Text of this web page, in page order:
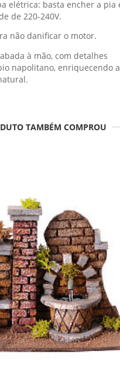
elétrica: basta encher a pia
de 220-240V.
não danificar o motor.
à mão, com detalhes
napolitano, enriquecendo a
TAMBÉM COMPROU